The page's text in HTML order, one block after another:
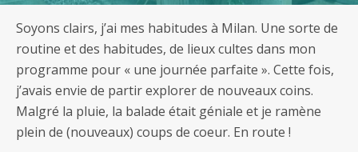
Soyons clairs, j’ai mes habitudes à Milan. Une sorte de
routine et des habitudes, de lieux cultes dans mon
programme pour « une journée parfaite ». Cette fois,
j’avais envie de partir explorer de nouveaux coins.
Malgré la pluie, la balade était géniale et je ramène
plein de (nouveaux) coups de coeur. En route !